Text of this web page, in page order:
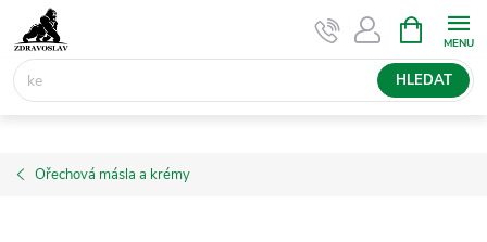
na
obsah
HLEDAT
NÁKUPNÍ
KOŠÍK
Ořechová másla a krémy